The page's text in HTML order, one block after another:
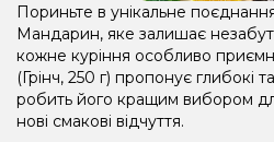
Пориньте в унікальне
Мандарин, яке залишає
кожне куріння особливо
(Грінч, 250 г) пропонує глибокі
робить його кращим вибором
нові смакові відчуття.